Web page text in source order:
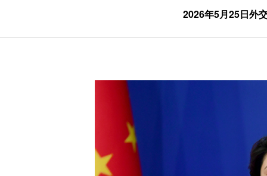
2026年5月25日外